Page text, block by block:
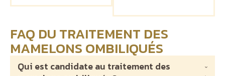
FAQ DU TRAITEMENT DES
MAMELONS OMBILIQUÉS
Qui est candidate au traitement des